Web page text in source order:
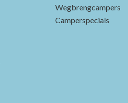
Wegbrengcampers
Camperspecials